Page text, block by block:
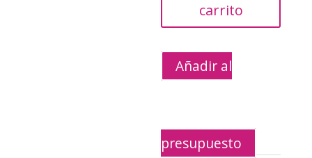
cantidad
carrito
Añadir al
presupuesto